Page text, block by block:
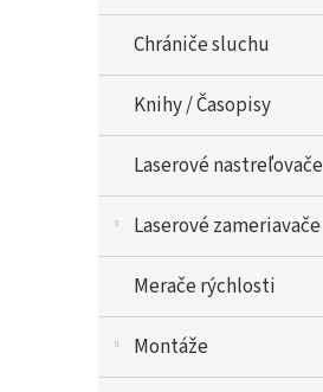
Chrániče sluchu
Knihy / Časopisy
Laserové nastreľovače
Laserové zameriavače
Merače rýchlosti
Montáže